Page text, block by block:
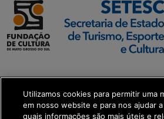
Executiva de
Transformação Digital
Utilizamos cookies para permitir uma
em nosso website e para nos ajudar
quais informações são mais úteis e